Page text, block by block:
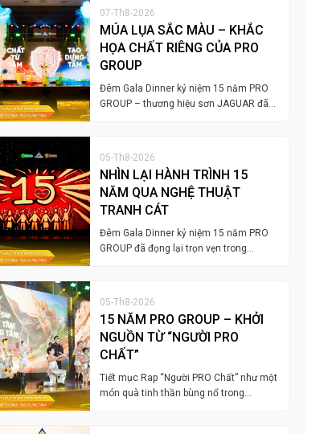
07-Th8-2026
MÚA LỤA SẮC MÀU – KHẮC
HỌA CHẤT RIÊNG CỦA PRO
GROUP
Đêm Gala Dinner kỷ niệm 15 năm PRO
GROUP – thương hiệu sơn JAGUAR đã…
05-Th8-2026
NHÌN LẠI HÀNH TRÌNH 15
NĂM QUA NGHỆ THUẬT
TRANH CÁT
Đêm Gala Dinner kỷ niệm 15 năm PRO
GROUP đã đọng lại trọn vẹn trong…
05-Th8-2026
15 NĂM PRO GROUP – KHỞI
NGUỒN TỪ “NGƯỜI PRO
CHẤT”
Tiết mục Rap “Người PRO Chất” như một
món quà tinh thần bùng nổ trong…